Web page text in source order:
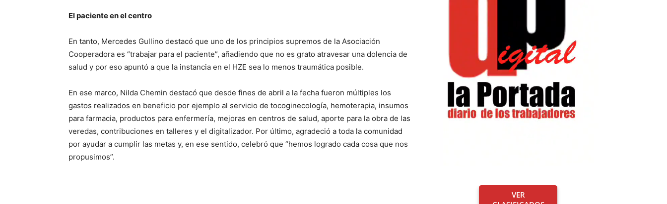
El paciente en el centro
En tanto, Mercedes Gullino destacó que uno de los principios supremos de la Asociación
Cooperadora es “trabajar para el paciente”, añadiendo que no es grato atravesar una dolencia de
salud y por eso apuntó a que la instancia en el HZE sea lo menos traumática posible.
En ese marco, Nilda Chemin destacó que desde fines de abril a la fecha fueron múltiples los
gastos realizados en beneficio por ejemplo al servicio de tocoginecología, hemoterapia, insumos
para farmacia, productos para enfermería, mejoras en centros de salud, aporte para la obra de las
veredas, contribuciones en talleres y el digitalizador. Por último, agradeció a toda la comunidad
por ayudar a cumplir las metas y, en ese sentido, celebró que “hemos logrado cada cosa que nos
propusimos”.
VER